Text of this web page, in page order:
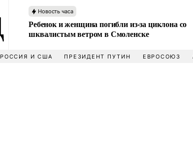
Новость часа
Ребенок и женщина погибли из-за циклона со
шквалистым ветром в Смоленске
РОССИЯ И США ПРЕЗИДЕНТ ПУТИН ЕВРОСОЮЗ